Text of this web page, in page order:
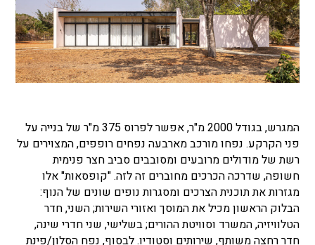
המגרש, בגודל 2000 מ"ר, אפשר לפרוס 375 מ"ר של בנייה על
פני הקרקע. נפחו מורכב מארבעה נפחים רופפים, המצוירים על
רשת של מודולים מרובעים ומסובבים סביב חצר פנימית
חשופה, שדרכה הכרכים מחוברים זה לזה. "קופסאות" אלו
מגזרות את תוכנית הצרכים ומסגרות נופים שונים של הנוף:
הבלוק הראשון מכיל את המוסך ואזורי השירות; השני, חדר
הטלוויזיה, המשרד וסוויטת ההורים; בשלישי, שני חדרי שינה,
חדר רחצה משותף, שירותים וסטודיו. לבסוף, נפח הסלון/פינת